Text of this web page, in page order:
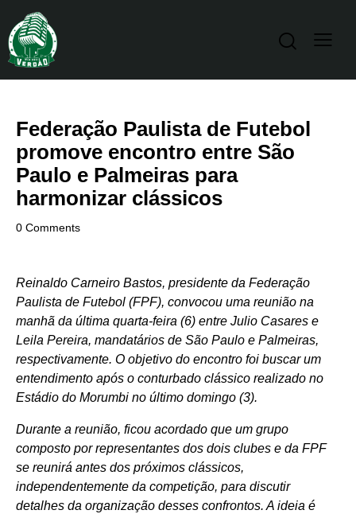
Federação Paulista de Futebol
promove encontro entre São
Paulo e Palmeiras para
harmonizar clássicos
0 Comments
Reinaldo Carneiro Bastos, presidente da Federação
Paulista de Futebol (FPF), convocou uma reunião na
manhã da última quarta-feira (6) entre Julio Casares e
Leila Pereira, mandatários de São Paulo e Palmeiras,
respectivamente. O objetivo do encontro foi buscar um
entendimento após o conturbado clássico realizado no
Estádio do Morumbi no último domingo (3).
Durante a reunião, ficou acordado que um grupo
composto por representantes dos dois clubes e da FPF
se reunirá antes dos próximos clássicos,
independentemente da competição, para discutir
detalhes da organização desses confrontos. A ideia é